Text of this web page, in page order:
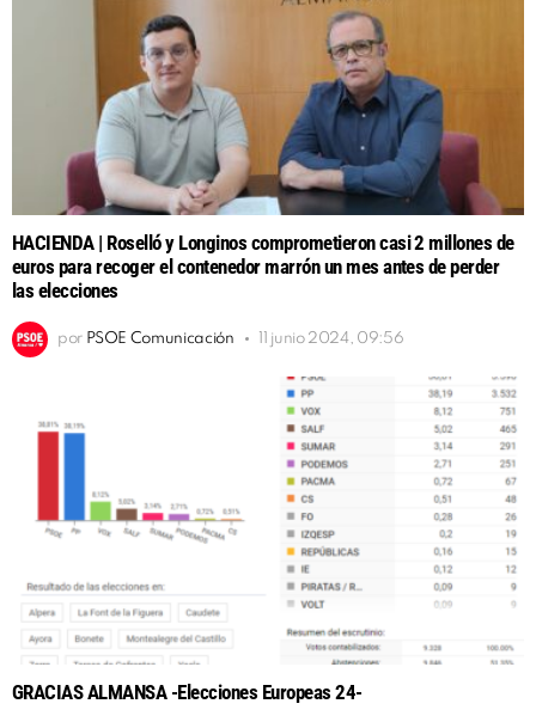
HACIENDA | Roselló y Longinos comprometieron casi 2 millones de
euros para recoger el contenedor marrón un mes antes de perder
las elecciones
por PSOE Comunicación 11 junio 2024, 09:56
GRACIAS ALMANSA -Elecciones Europeas 24-